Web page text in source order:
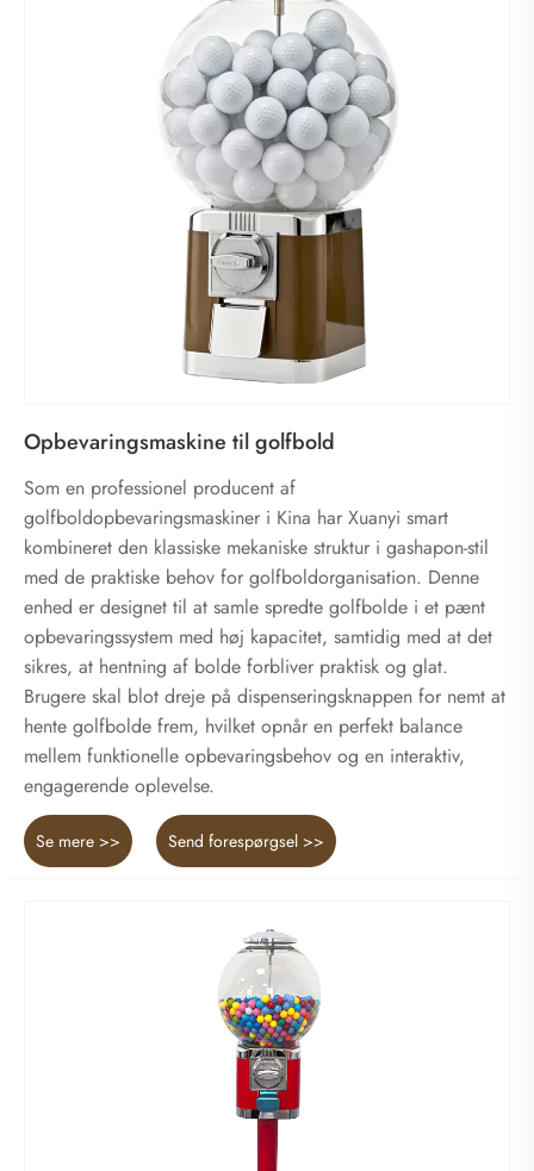
Opbevaringsmaskine til golfbold
Som en professionel producent af
golfboldopbevaringsmaskiner i Kina har Xuanyi smart
kombineret den klassiske mekaniske struktur i gashapon-stil
med de praktiske behov for golfboldorganisation. Denne
enhed er designet til at samle spredte golfbolde i et pænt
opbevaringssystem med høj kapacitet, samtidig med at det
sikres, at hentning af bolde forbliver praktisk og glat.
Brugere skal blot dreje på dispenseringsknappen for nemt at
hente golfbolde frem, hvilket opnår en perfekt balance
mellem funktionelle opbevaringsbehov og en interaktiv,
engagerende oplevelse.
Se mere >> Send forespørgsel >>